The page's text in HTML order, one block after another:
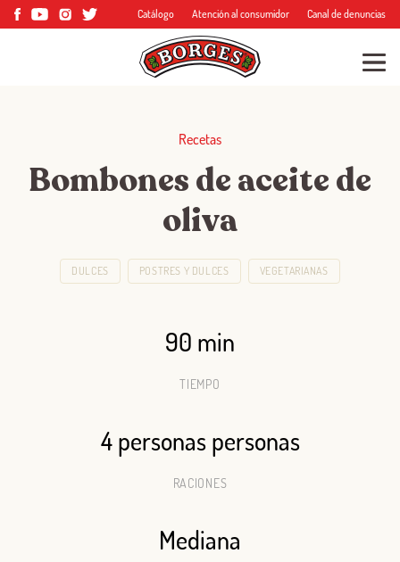
Catálogo Atención al consumidor Canal de denuncias
Recetas
Bombones de aceite de
oliva
DULCES POSTRES Y DULCES VEGETARIANAS
90 min
TIEMPO
4 personas personas
RACIONES
Mediana